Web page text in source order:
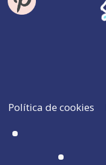
Política de cookies